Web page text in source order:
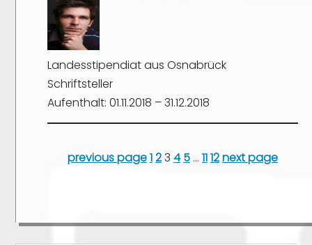
Landesstipendiat aus Osnabrück
Schriftsteller
Aufenthalt: 01.11.2018 – 31.12.2018
previous page123 4 5 … 1112next page